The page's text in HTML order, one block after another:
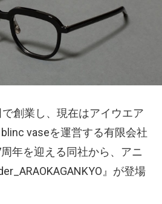
創業し、現在はアイウエア
vaseを運営する有限会社
年を迎える同社から、アニ
』が登場